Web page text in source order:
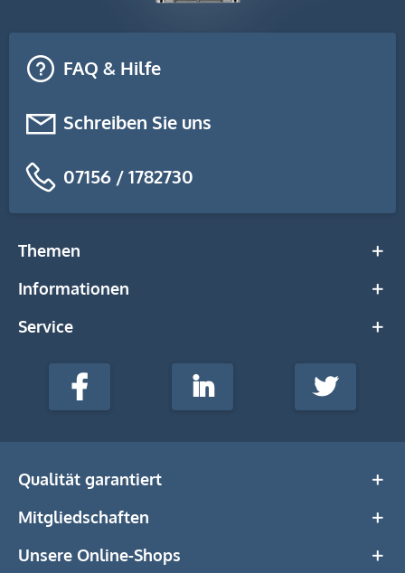
FAQ & Hilfe
Schreiben Sie uns
07156 / 1782730
Themen
Informationen
Service
stempel-
Media
Facebook LinkedIn Twitter
Qualität garantiert
Mitgliedschaften
Unsere Online-Shops